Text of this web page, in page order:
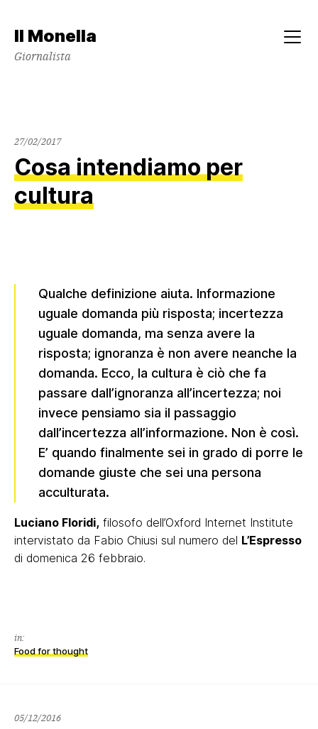
content
Il Monella
Giornalista
Menu
27/02/2017
Cosa intendiamo per
cultura
Qualche definizione aiuta. Informazione
uguale domanda più risposta; incertezza
uguale domanda, ma senza avere la
risposta; ignoranza è non avere neanche la
domanda. Ecco, la cultura è ciò che fa
passare dall’ignoranza all’incertezza; noi
invece pensiamo sia il passaggio
dall’incertezza all’informazione. Non è così.
E’ quando finalmente sei in grado di porre le
domande giuste che sei una persona
acculturata.
Luciano Floridi, filosofo dell’Oxford Internet Institute
intervistato da Fabio Chiusi sul numero del L’Espresso
di domenica 26 febbraio.
in:
Food for thought
05/12/2016